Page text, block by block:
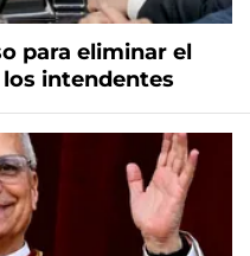
para eliminar el
intendentes